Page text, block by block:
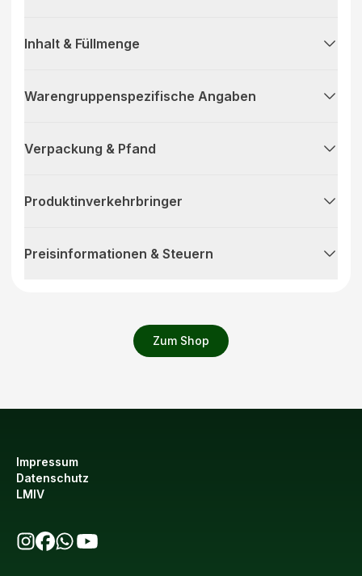
Zum Shop
Inhalt & Füllmenge
Warengruppenspezifische Angaben
Verpackung & Pfand
Produktinverkehrbringer
Preisinformationen & Steuern
Impressum
Datenschutz
LMIV